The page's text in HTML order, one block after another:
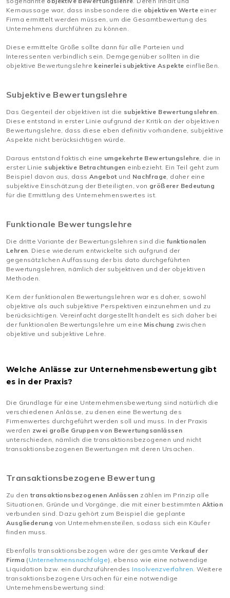
Kernaussage war, dass insbesondere die objektiven Werte einer
Firma ermittelt werden müssen, um die Gesamtbewertung des
Unternehmens durchführen zu können.
Diese ermittelte Größe sollte dann für alle Parteien und
Interessenten verbindlich sein. Demgegenüber sollten in die
objektive Bewertungslehre keinerlei subjektive Aspekte einfließen.
Subjektive Bewertungslehre
Das Gegenteil der objektiven ist die subjektive Bewertungslehren
Diese entstand in erster Linie aufgrund der Kritik an der objektiven
Bewertungslehre, dass diese eben definitiv vorhandene, subjektive
Aspekte nicht berücksichtigen würde.
Daraus entstand faktisch eine umgekehrte Bewertungslehre , die in
erster Linie subjektive Betrachtungen einbezieht. Ein Teil geht zum
Beispiel davon aus, dass Angebot und Nachfrage , daher eine
subjektive Einschätzung der Beteiligten, von größerer Bedeutung
für die Ermittlung des Unternehmenswertes ist.
Funktionale Bewertungslehre
Die dritte Variante der Bewertungslehren sind diefunktionalen
Lehren . Diese wiederum entwickelte sich aufgrund der
gegensätzlichen Auffassung der bis dato durchgeführten
Bewertungslehren, nämlich der subjektiven und der objektiven
Methoden.
Kern der funktionalen Bewertungslehren war es daher, sowohl
objektive als auch subjektive Perspektiven einzunehmen und zu
berücksichtigen. Vereinfacht dargestellt handelt es sich daher bei
der funktionalen Bewertungslehre um eine Mischung zwischen
objektive und subjektive Lehre.
Welche Anlässe zur Unternehmensbewertung gibt
es in der Praxis?
Die Grundlage für eine Unternehmensbewertung sind natürlich die
verschiedenen Anlässe, zu denen eine Bewertung des
Firmenwertes durchgeführt werden soll und muss. In der Praxis
werden zwei große Gruppen von Bewertungsanlässen
unterschieden, nämlich die transaktionsbezogenen und nicht
transaktionsbezogenen Bewertungen mit deren Ursachen.
Transaktionsbezogene Bewertung
Zu dentransaktionsbezogenen Anlässen zählen im Prinzip alle
Situationen, Gründe und Vorgänge, die mit einer bestimmten Aktion
verbunden sind. Dazu gehört zum Beispiel die geplante
Ausgliederung von Unternehmensteilen, sodass sich ein Käufer
finden muss.
Ebenfalls transaktionsbezogen wäre der gesamte Verkauf der
Firma ( Unternehmensnachfolge), ebenso wie eine notwendige
Liquidation bzw. ein durchzuführendes Insolvenzverfahren . Weitere
transaktionsbezogene Ursachen für eine notwendige
Unternehmensbewertung sind: